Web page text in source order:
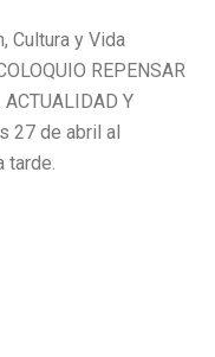
Cultura y Vida
REPENSAR
ACTUALIDAD Y
27 de abril al